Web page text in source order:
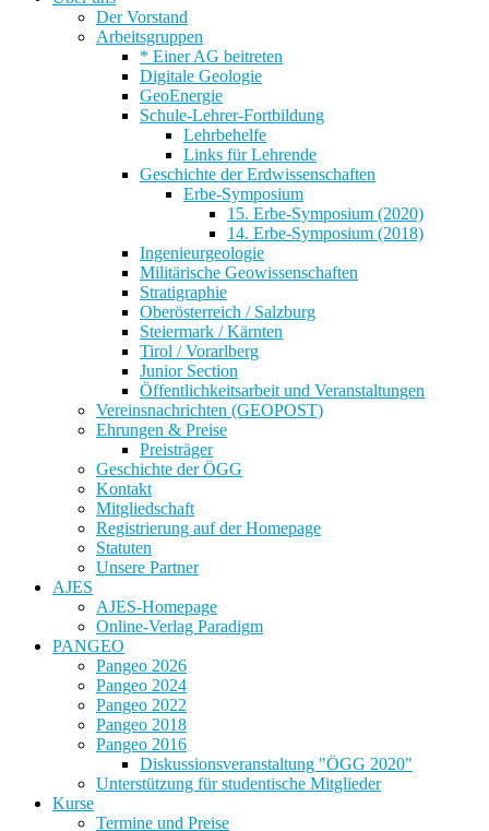
Der Vorstand
Arbeitsgruppen
* Einer AG beitreten
Digitale Geologie
GeoEnergie
Schule-Lehrer-Fortbildung
Lehrbehelfe
Links für Lehrende
Geschichte der Erdwissenschaften
Erbe-Symposium
15. Erbe-Symposium (2020)
14. Erbe-Symposium (2018)
Ingenieurgeologie
Militärische Geowissenschaften
Stratigraphie
Oberösterreich / Salzburg
Steiermark / Kärnten
Tirol / Vorarlberg
Junior Section
Öffentlichkeitsarbeit und Veranstaltungen
Vereinsnachrichten (GEOPOST)
Ehrungen & Preise
Preisträger
Geschichte der ÖGG
Kontakt
Mitgliedschaft
Registrierung auf der Homepage
Statuten
Unsere Partner
AJES
AJES-Homepage
Online-Verlag Paradigm
PANGEO
Pangeo 2026
Pangeo 2024
Pangeo 2022
Pangeo 2018
Pangeo 2016
Diskussionsveranstaltung "ÖGG 2020"
Unterstützung für studentische Mitglieder
Kurse
Termine und Preise